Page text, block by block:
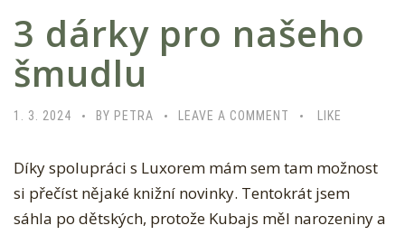
3 dárky pro našeho
šmudlu
1. 3. 2024 BY PETRA LEAVE A COMMENT LIKE
Díky spolupráci s Luxorem mám sem tam možnost si
přečíst nějaké knižní novinky. Tentokrát jsem sáhla po
dětských, protože Kubajs měl narozeniny a knížky